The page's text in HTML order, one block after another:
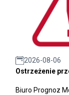
2026-08-06
Ostrzeżenie
Biuro Prognoz